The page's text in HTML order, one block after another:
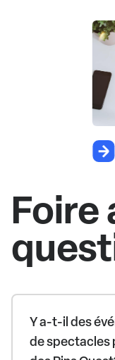
Foire
Y a-t-il des
de spectacles